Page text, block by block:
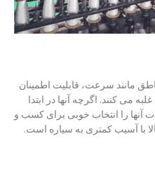
مانند سرعت، قابلیت اطمینان
می کنند. اگرچه آنها در ابتدا
آنها را انتخاب خوبی برای کسب و
با آسیب کمتری به سیاره است.